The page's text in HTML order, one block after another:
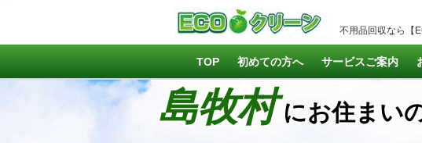
不用品回収なら【
TOP 初めての方へ サービスご案内
島牧村 にお住まい